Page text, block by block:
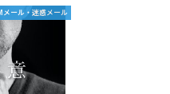
メール・迷惑メール